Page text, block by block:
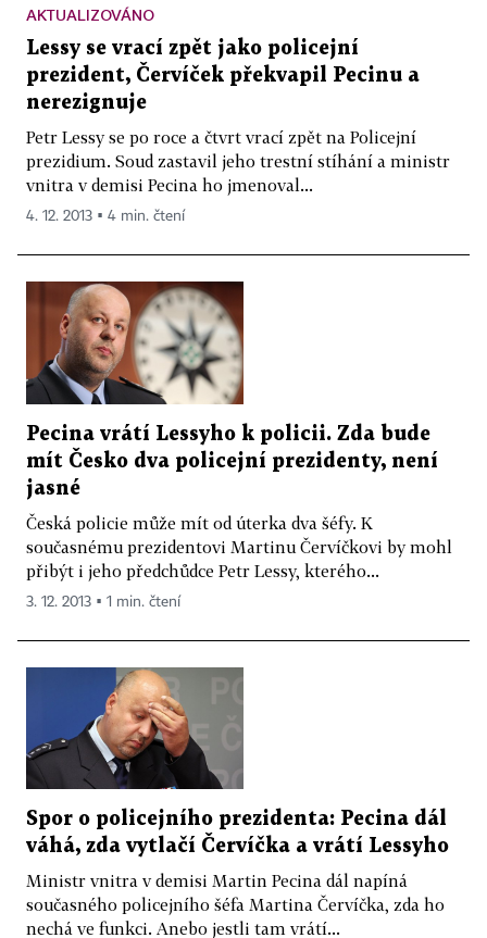
AKTUALIZOVÁNO
Lessy se vrací zpět jako policejní
prezident, Červíček překvapil Pecinu a
nerezignuje
Petr Lessy se po roce a čtvrt vrací zpět na Policejní
prezidium. Soud zastavil jeho trestní stíhání a ministr
vnitra v demisi Pecina ho jmenoval...
4. 12. 2013 ▪ 4 min. čtení
Pecina vrátí Lessyho k policii. Zda bude
mít Česko dva policejní prezidenty, není
jasné
Česká policie může mít od úterka dva šéfy. K
současnému prezidentovi Martinu Červíčkovi by mohl
přibýt i jeho předchůdce Petr Lessy, kterého...
3. 12. 2013 ▪ 1 min. čtení
Spor o policejního prezidenta: Pecina dál
váhá, zda vytlačí Červíčka a vrátí Lessyho
Ministr vnitra v demisi Martin Pecina dál napíná
současného policejního šéfa Martina Červíčka, zda ho
nechá ve funkci. Anebo jestli tam vrátí...